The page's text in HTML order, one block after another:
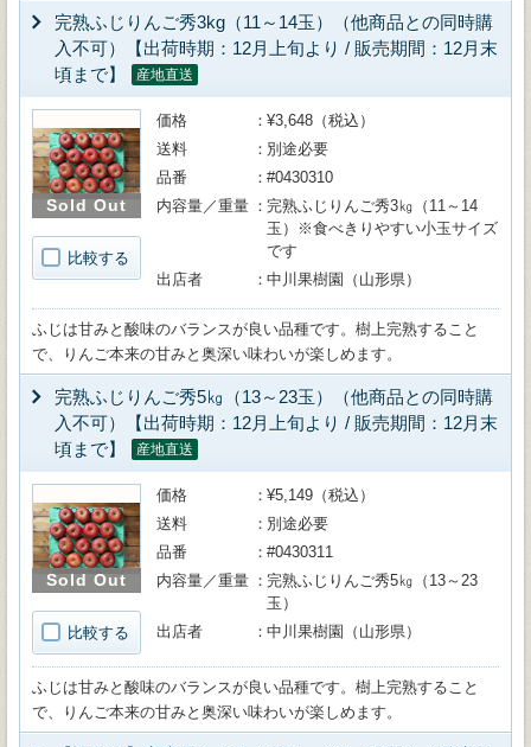
完熟ふじりんご秀3kg（11～14玉）（他商品との同時購
入不可）【出荷時期：12月上旬より / 販売期間：12月末
頃まで】
産地直送
Sold Out
比較する
価格
¥3,648（税込）
送料
別途必要
品番
#0430310
内容量／重量
完熟ふじりんご秀3㎏（11～14
玉）※食べきりやすい小玉サイズ
です
出店者
中川果樹園（山形県）
ふじは甘みと酸味のバランスが良い品種です。樹上完熟すること
で、りんご本来の甘みと奥深い味わいが楽しめます。
完熟ふじりんご秀5㎏（13～23玉）（他商品との同時購
入不可）【出荷時期：12月上旬より / 販売期間：12月末
頃まで】
産地直送
Sold Out
比較する
価格
¥5,149（税込）
送料
別途必要
品番
#0430311
内容量／重量
完熟ふじりんご秀5㎏（13～23
玉）
出店者
中川果樹園（山形県）
ふじは甘みと酸味のバランスが良い品種です。樹上完熟すること
で、りんご本来の甘みと奥深い味わいが楽しめます。